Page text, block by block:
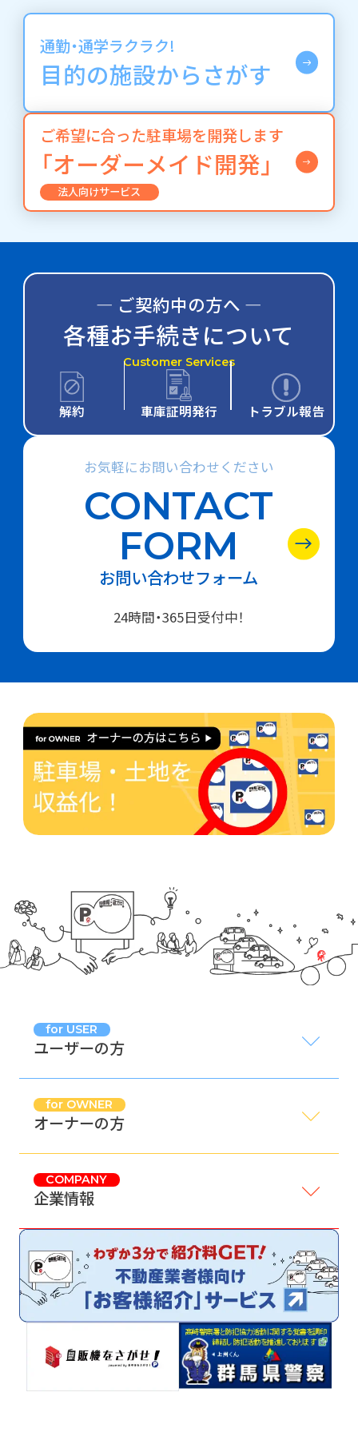
通勤・通学ラクラク!
目的の施設からさがす
ご希望に合った駐車場を開発します
「オーダーメイド開発」
法人向けサービス
― ご契約中の方へ ―
各種お手続きについて
Customer Services
解約 車庫証明発行 トラブル報告
お気軽にお問い合わせください
CONTACT
FORM
お問い合わせフォーム
24時間・365日受付中！
for USER
ユーザーの方
for OWNER
オーナーの方
COMPANY
企業情報
サイトマップ
プライバシーポリシー